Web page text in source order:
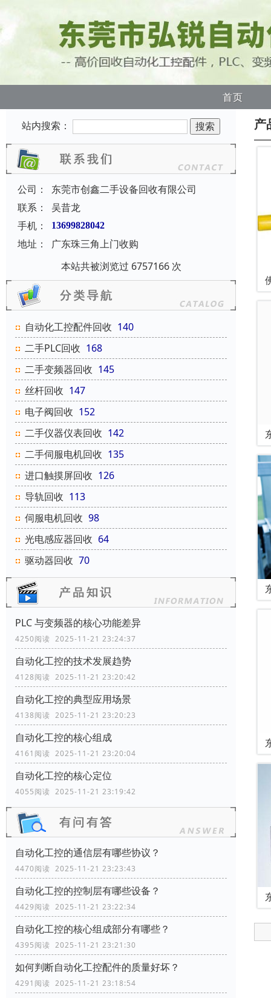
首页
站内搜索：
公司：
东莞市创鑫二手设备回收有限公司
联系：
吴昔龙
手机：
13699828042
地址：
广东珠三角上门收购
本站共被浏览过 6757166 次
自动化工控配件回收 140
二手PLC回收 168
二手变频器回收 145
丝杆回收 147
电子阀回收 152
二手仪器仪表回收 142
二手伺服电机回收 135
进口触摸屏回收 126
导轨回收 113
伺服电机回收 98
光电感应器回收 64
驱动器回收 70
PLC 与变频器的核心功能差异
4250阅读 2025-11-21 23:24:37
自动化工控的技术发展趋势
4128阅读 2025-11-21 23:20:42
自动化工控的典型应用场景
4138阅读 2025-11-21 23:20:23
自动化工控的核心组成
4161阅读 2025-11-21 23:20:04
自动化工控的核心定位
4055阅读 2025-11-21 23:19:42
自动化工控的通信层有哪些协议？
4470阅读 2025-11-21 23:23:43
自动化工控的控制层有哪些设备？
4429阅读 2025-11-21 23:22:34
自动化工控的核心组成部分有哪些？
4395阅读 2025-11-21 23:21:30
如何判断自动化工控配件的质量好坏？
4291阅读 2025-11-21 23:18:54
产